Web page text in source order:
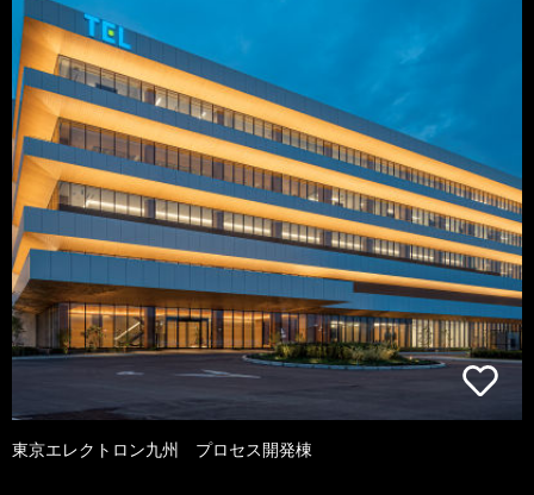
東京エレクトロン九州 プロセス開発棟